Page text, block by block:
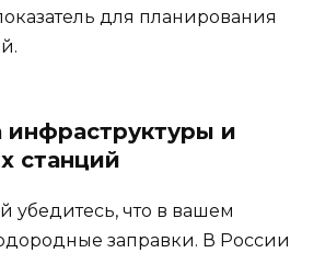
для планирования
инфраструктуры и
станций
убедитесь, что в вашем
заправки. В России